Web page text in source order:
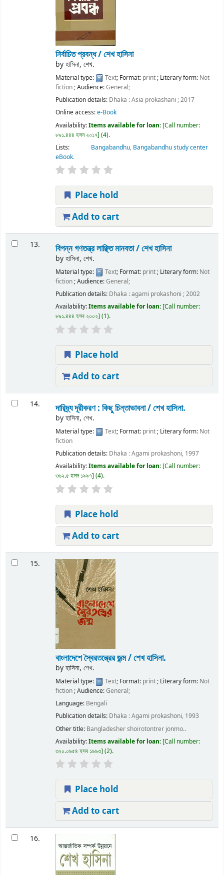
নির্বাচিত প্রবন্ধ /শেখ হাসিনা
byহাসিনা, শেখ.
Material type: Text; Format: print; Literary form: Not
fiction; Audience:General;
Publication details: Dhaka :Asia prokashani ;2017
Online access:e-Book
Availability:Items available for loan: Call number:
৮৯১.৪৪৪ হসন ২০১৭ (4).
Lists:
Bangabandhu, Bangabandhu study center
eBook.
Place hold
Add to cart
13. বিপন্ন গণতন্ত্র লাঞ্ছিত মানবতা /শেখ হাসিনা
byহাসিনা, শেখ.
Material type: Text; Format: print; Literary form: Not
fiction; Audience:General;
Publication details: Dhaka :agami prokashoni ;2002
Availability:Items available for loan: Call number:
৮৯১.৪৪৪ হসব ২০০২ (1).
Place hold
Add to cart
14. দারিদ্র্য দূরীকরণ : কিছু চিন্তাভাবনা /শেখ হাসিনা.
byহাসিনা, শেখ.
Material type: Text; Format: print; Literary form: Not
fiction
Publication details: Dhaka :Agami prokashoni, 1997
Availability:Items available for loan: Call number:
৩৬২.৫ হসদ ১৯৯৭ (4).
Place hold
Add to cart
15.
বাংলাদেশে স্বৈরতন্ত্রের জন্ম /শেখ হাসিনা.
byহাসিনা, শেখ.
Material type: Text; Format: print; Literary form: Not
fiction; Audience:General;
Language: Bengali
Publication details: Dhaka :Agami prokashoni, 1993
Other title: Bangladesher shoirotontrer jonmo..
Availability:Items available for loan: Call number:
৩২০.০৯৫৪ হসব ১৯৯৩ (2).
Place hold
Add to cart
16.